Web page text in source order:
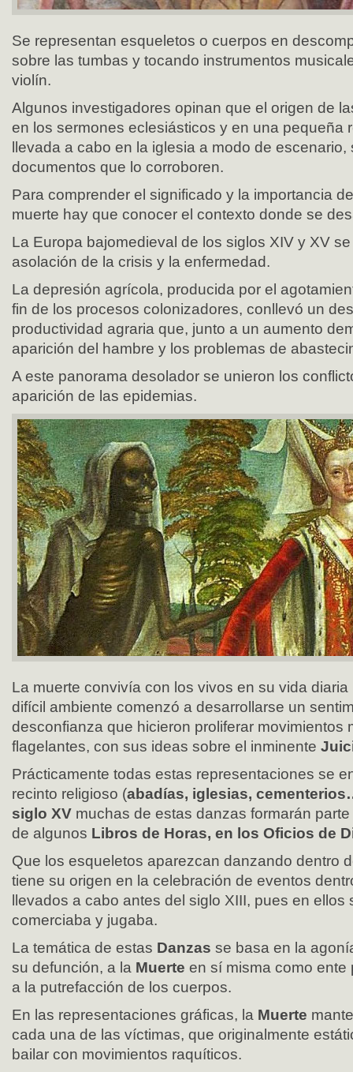
Se representan esqueletos o cuerpos en
sobre las tumbas y tocando instrumentos
violín.
Algunos investigadores opinan que el origen de
en los sermones eclesiásticos y en una pequeña
llevada a cabo en la iglesia a modo de
documentos que lo corroboren.
Para comprender el significado y la importancia
muerte hay que conocer el contexto donde se
La Europa bajomedieval de los siglos XIV y XV
asolación de la crisis y la enfermedad.
La depresión agrícola, producida por el
fin de los procesos colonizadores, conllevó un
productividad agraria que, junto a un aumento
aparición del hambre y los problemas de
A este panorama desolador se unieron los
aparición de las epidemias.
La muerte convivía con los vivos en su vida
difícil ambiente comenzó a desarrollarse un
desconfianza que hicieron proliferar movimientos
flagelantes, con sus ideas sobre el inminente
Prácticamente todas estas representaciones se
recinto religioso (abadías, iglesias,
siglo XV muchas de estas danzas formarán
de algunos Libros de Horas, en los Oficios de
Que los esqueletos aparezcan danzando dentro
tiene su origen en la celebración de eventos
llevados a cabo antes del siglo XIII, pues en
comerciaba y jugaba.
La temática de estas Danzas se basa en la
su defunción, a la Muerte en sí misma como ente
a la putrefacción de los cuerpos.
En las representaciones gráficas, la Muerte
cada una de las víctimas, que originalmente
bailar con movimientos raquíticos.